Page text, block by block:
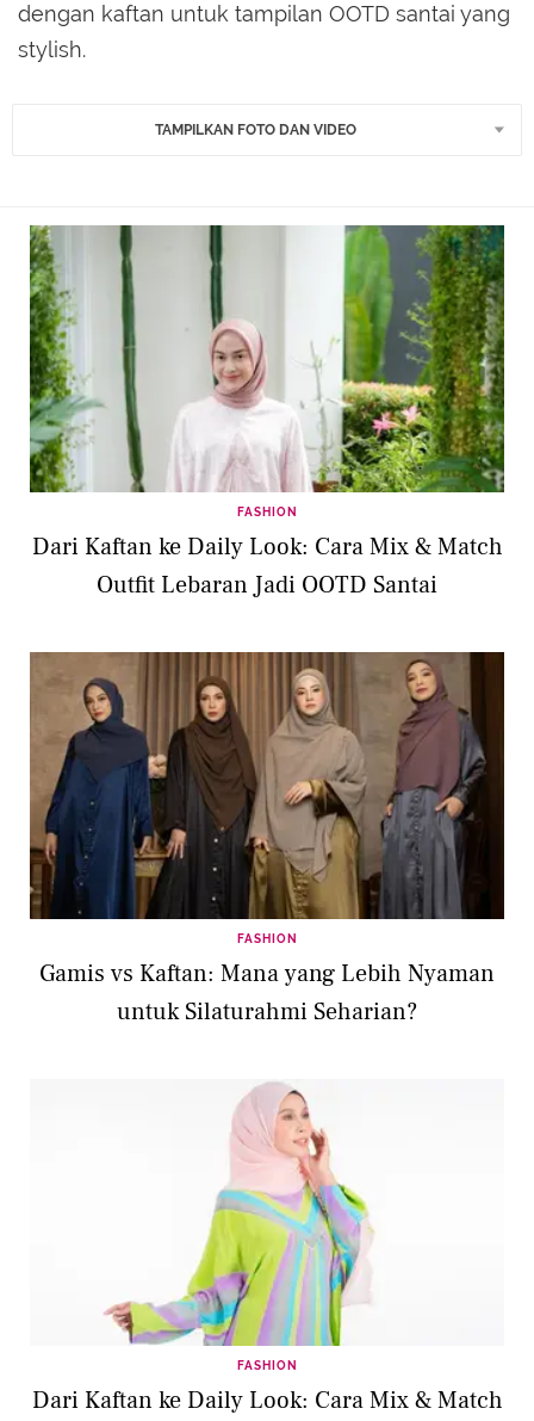
dengan kaftan untuk tampilan OOTD santai yang
stylish.
TAMPILKAN FOTO DAN VIDEO
FASHION
Dari Kaftan ke Daily Look: Cara Mix & Match
Outfit Lebaran Jadi OOTD Santai
FASHION
Gamis vs Kaftan: Mana yang Lebih Nyaman
untuk Silaturahmi Seharian?
FASHION
Dari Kaftan ke Daily Look: Cara Mix & Match